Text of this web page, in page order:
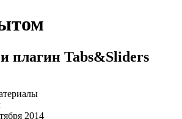
плагин Tabs&Sliders
2014